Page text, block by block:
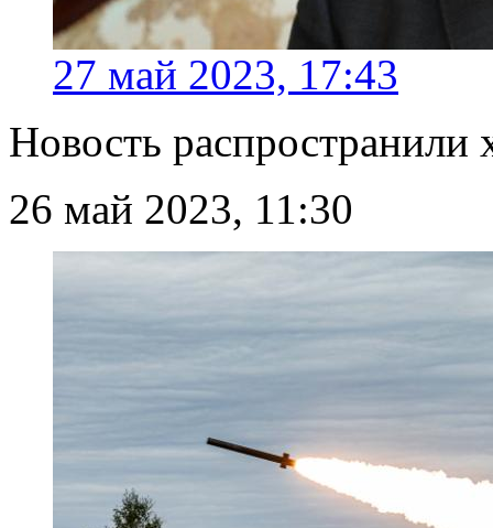
27 май 2023, 17:43
Новость распространили
26 май 2023, 11:30